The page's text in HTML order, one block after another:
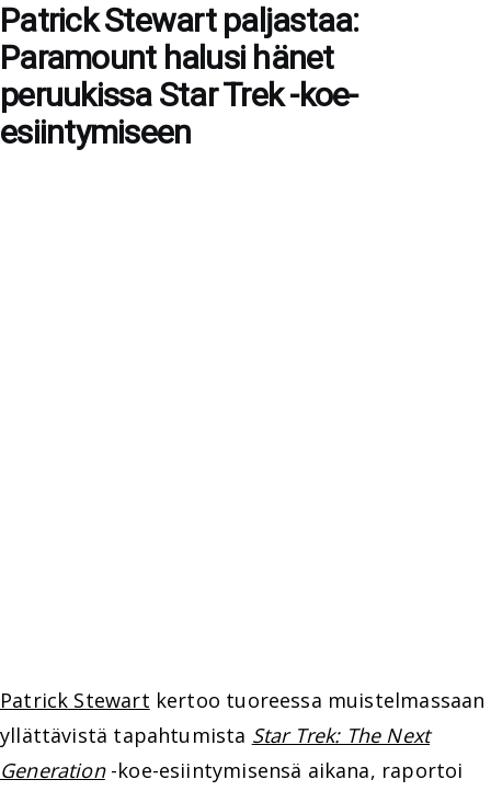
Patrick Stewart paljastaa:
Paramount halusi hänet
peruukissa Star Trek -koe-
esiintymiseen
Patrick Stewart kertoo tuoreessa muistelmassaan
yllättävistä tapahtumista Star Trek: The Next
Generation-koe-esiintymisensä aikana, raportoi